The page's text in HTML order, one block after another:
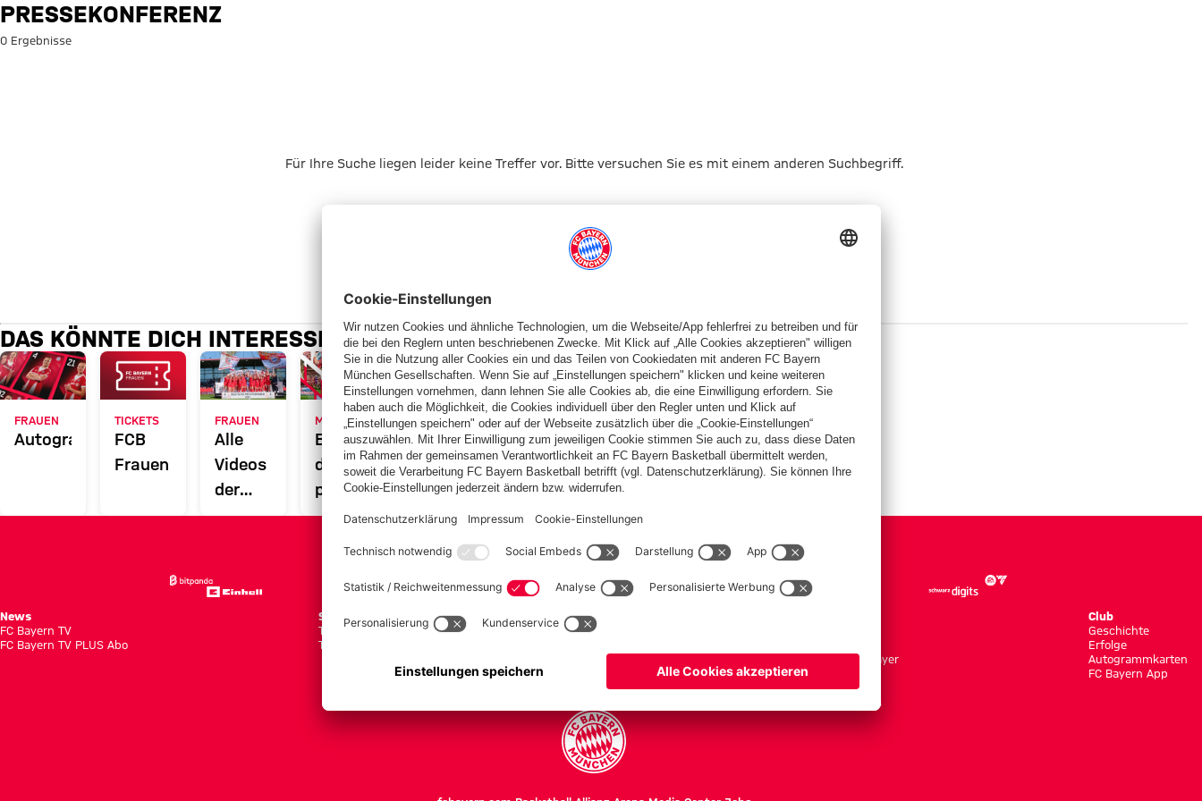
Suche: Pressekonferenz
PRESSEKONFERENZ
0 Ergebnisse
Für Ihre Suche liegen leider keine Treffer vor. Bitte versuchen Sie es mit einem anderen Suchbegriff.
DAS KÖNNTE DICH INTERESSIEREN
FRAUEN
Autogrammkarten
TICKETS
FCB
Frauen
FRAUEN
Alle
Videos
der
Frauenteams
MYFCBAYERN
Entdecke
deinen
persönlichen
Fanbereich
PARTNER
News
FC Bayern TV
FC Bayern TV PLUS Abo
Spiele
Tabellen
Tickets
Teams
Frauen
Herren Teams
Shop by Player
Sale
Accessoires
Club
Geschichte
Erfolge
Autogrammkarten
FC Bayern App